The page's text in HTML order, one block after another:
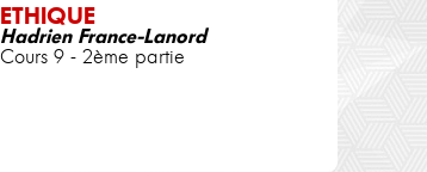
ETHIQUE
Hadrien France-Lanord
Cours 9 - 2ème partie